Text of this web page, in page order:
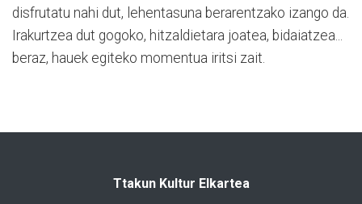
disfrutatu nahi dut, lehentasuna berarentzako izango da.
Irakurtzea dut gogoko, hitzaldietara joatea, bidaiatzea...
beraz, hauek egiteko momentua iritsi zait.
Ttakun Kultur Elkartea